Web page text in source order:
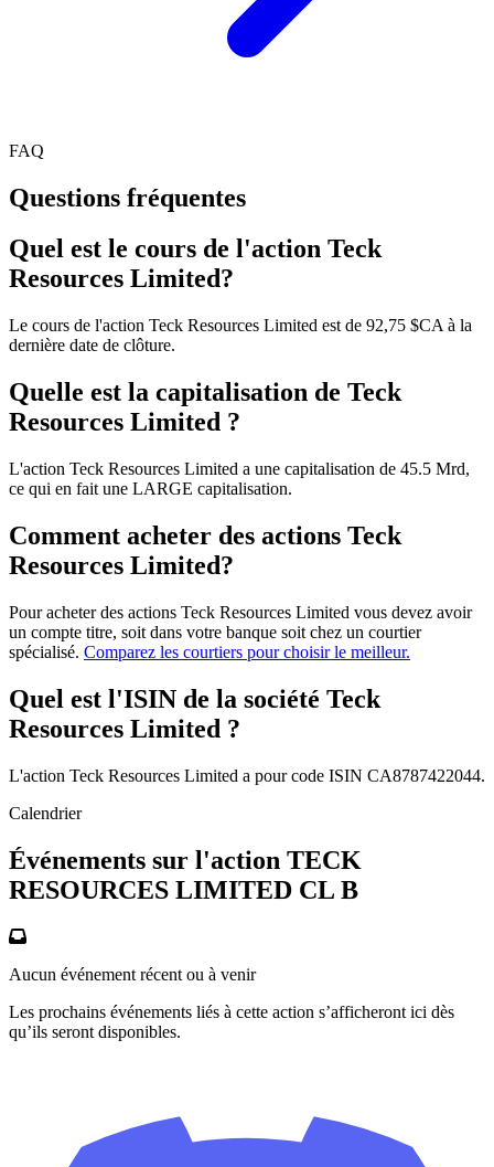
FAQ
Questions fréquentes
Quel est le cours de l'action Teck
Resources Limited?
Le cours de l'action Teck Resources Limited est de 92,75 $CA à la
dernière date de clôture.
Quelle est la capitalisation de Teck
Resources Limited ?
L'action Teck Resources Limited a une capitalisation de 45.5 Mrd,
ce qui en fait une LARGE capitalisation.
Comment acheter des actions Teck
Resources Limited?
Pour acheter des actions Teck Resources Limited vous devez avoir
un compte titre, soit dans votre banque soit chez un courtier
spécialisé. Comparez les courtiers pour choisir le meilleur.
Quel est l'ISIN de la société Teck
Resources Limited ?
L'action Teck Resources Limited a pour code ISIN CA8787422044.
Calendrier
Événements sur l'action TECK
RESOURCES LIMITED CL B
Aucun événement récent ou à venir
Les prochains événements liés à cette action s’afficheront ici dès
qu’ils seront disponibles.